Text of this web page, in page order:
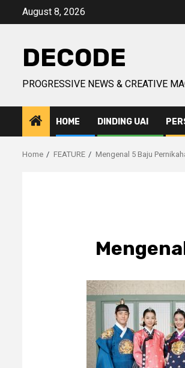
August 8, 2026
DECODE
PROGRESSIVE NEWS & CREATIVE
HOME DINDING UAI
Home FEATURE Mengenal 5 Baju